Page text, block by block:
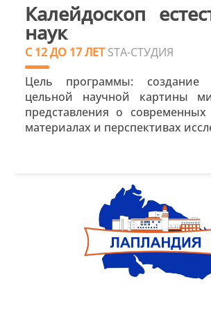
Калейдоскоп
наук
С 12 ДО 17 ЛЕТSTA-СТУДИЯ
Цель программы: создание
цельной научной картины
представления о современных
материалах и перспективах